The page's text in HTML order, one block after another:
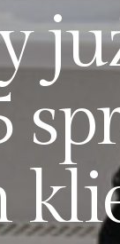
ju
sp
kli